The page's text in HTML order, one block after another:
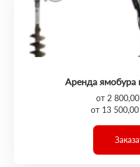
Аренда ямобура
от 2
от 13